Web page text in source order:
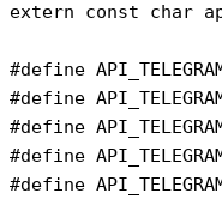
extern const char
#define
#define
#define
#define
#define